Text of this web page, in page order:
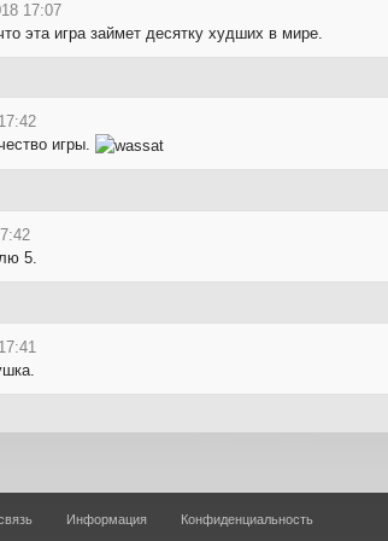
17:07
эта игра займет десятку худших в мире.
игры.
5.
Информация Конфиденциальность